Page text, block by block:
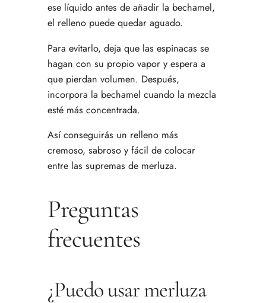
ese líquido antes de añadir la bechamel,
el relleno puede quedar aguado.
Para evitarlo, deja que las espinacas se
hagan con su propio vapor y espera a
que pierdan volumen. Después,
incorpora la bechamel cuando la mezcla
esté más concentrada.
Así conseguirás un relleno más
cremoso, sabroso y fácil de colocar
entre las supremas de merluza.
Preguntas
frecuentes
¿Puedo usar merluza